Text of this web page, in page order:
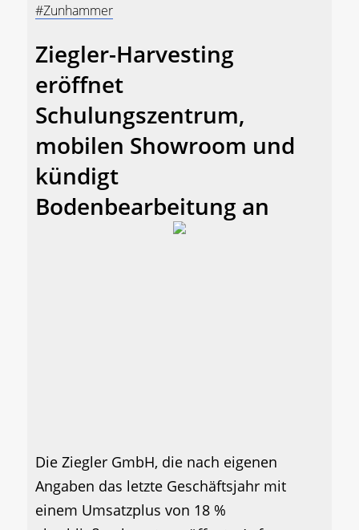
#Zunhammer
Ziegler-Harvesting
eröffnet
Schulungszentrum,
mobilen Showroom und
kündigt
Bodenbearbeitung an
Die Ziegler GmbH, die nach eigenen
Angaben das letzte Geschäftsjahr mit
einem Umsatzplus von 18 %